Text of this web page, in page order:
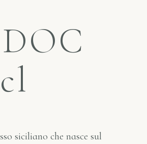
siciliano che nasce sul